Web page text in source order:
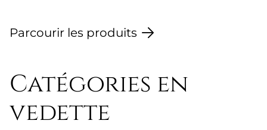
Parcourir les produits
Catégories en
vedette